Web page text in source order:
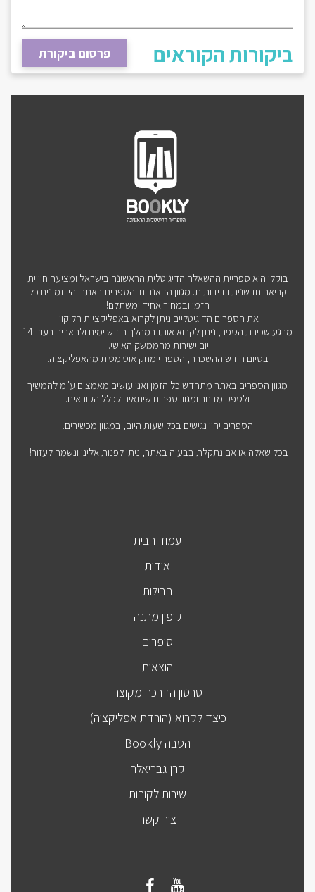
פרסום ביקורת ביקורות הקוראים
בוקלי היא ספריית ההשאלה הדיגיטלית הראשונה בישראל ומציעה חוויית
קריאה חדשנית וידידותית. מגוון הז'אנרים והספרים באתר יהיו זמינים כל
הזמן ובמחיר אחיד ומשתלם!
את הספרים הדיגיטליים ניתן לקרוא באפליקציית הליקון.
מרגע שכירת הספר, ניתן לקרוא אותו במהלך חודש ימים ולהאריך בעוד 14
יום ישירות מהממשק האישי.
בסיום חודש ההשכרה, הספר יימחק אוטומטית מהאפליקציה.
מגוון הספרים באתר מתחדש כל הזמן ואנו עושים מאמצים ע"מ להמשיך
ולספק מבחר ומגוון ספרים שיתאים לכלל הקוראים.
הספרים יהיו נגישים בכל שעות היום, במגוון מכשירים.
בכל שאלה או אם נתקלת בבעיה באתר, ניתן לפנות אלינו ונשמח לעזור!
עמוד הבית
אודות
חבילות
קופון מתנה
סופרים
הוצאות
סרטון הדרכה מקוצר
כיצד לקרוא (הורדת אפליקציה)
הטבה Bookly
קרן גבריאלה
שירות לקוחות
צור קשר